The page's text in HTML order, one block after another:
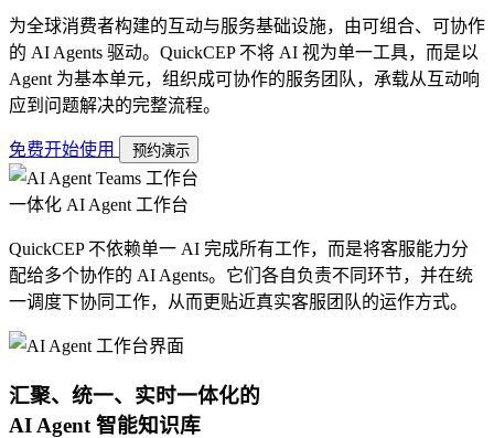
为全球消费者构建的互动与服务基础设施，由可组合、可协作
的 AI Agents 驱动。QuickCEP 不将 AI 视为单一工具，而是以
Agent 为基本单元，组织成可协作的服务团队，承载从互动响
应到问题解决的完整流程。
免费开始使用 预约演示
一体化 AI Agent 工作台
QuickCEP 不依赖单一 AI 完成所有工作，而是将客服能力分
配给多个协作的 AI Agents。它们各自负责不同环节，并在统
一调度下协同工作，从而更贴近真实客服团队的运作方式。
汇聚、统一、实时一体化的
AI Agent 智能知识库